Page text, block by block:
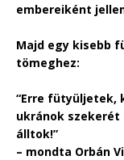
embereiként
Majd egy kisebb
tömeghez:
“Erre fütyüljetek,
ukránok
álltok!”
– mondta Orbán